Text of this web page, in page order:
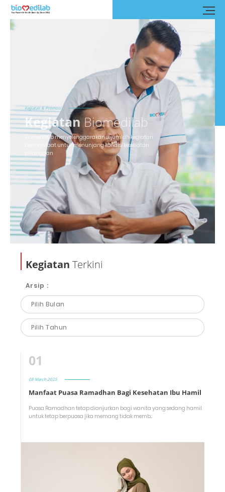
Kegiatan & Promosi
KegiatanBiomedilab
Biomedilab menyelenggarakan sejumlah kegiatan
bermanfaat untuk menunjang kondisi kesehatan
pelanggan
Kegiatan Terkini
Arsip :
01
08 March 2025
Manfaat Puasa Ramadhan Bagi Kesehatan Ibu Hamil
Puasa Ramadhan tetap dianjurkan bagi wanita yang sedang hamil
untuk tetap berpuasa jika memang tidak memb...